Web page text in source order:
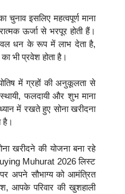
इसलिए महत्वपूर्ण माना
ऊर्जा से भरपूर होती हैं।
धन के रूप में लाभ देता है,
भी प्रवेश होता है।
में ग्रहों की अनुकूलता से
फलदायी और शुभ माना
में रखते हुए सोना खरीदना
है।
खरीदने की योजना बना रहे
Muhurat 2026 लिस्ट
अपने सौभाग्य को आमंत्रित
आपके परिवार की खुशहाली